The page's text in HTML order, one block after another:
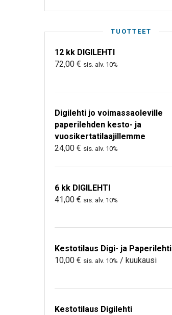
TUOTTEET
12 kk DIGILEHTI
72,00 € sis. alv. 10%
Digilehti jo voimassaoleville
paperilehden kesto- ja
vuosikertatilaajillemme
24,00 € sis. alv. 10%
6 kk DIGILEHTI
41,00 € sis. alv. 10%
Kestotilaus Digi- ja Paperilehti
10,00 € sis. alv. 10% / kuukausi
Kestotilaus Digilehti